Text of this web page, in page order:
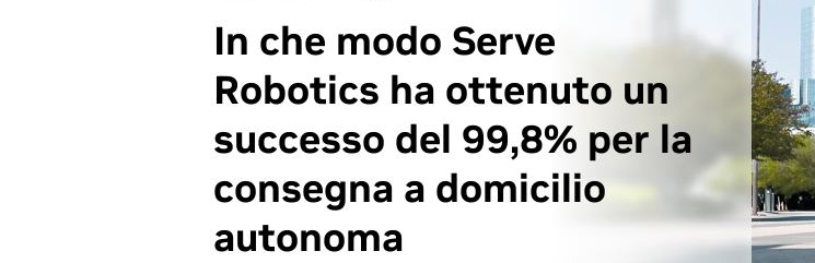
In che modo Serve
Robotics ha ottenuto un
successo del 99,8% per la
consegna a domicilio
autonoma